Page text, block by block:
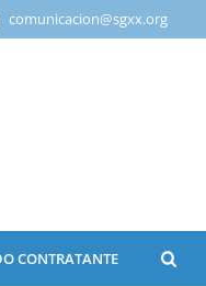
comunicacion@sgxx.org
CONTRATANTE